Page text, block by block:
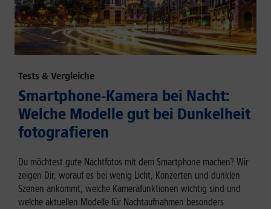
Tests & Vergleiche
Smartphone-Kamera bei Nacht:
Welche Modelle gut bei Dunkelheit
fotografieren
Du möchtest gute Nachtfotos mit dem Smartphone machen? Wir
zeigen Dir, worauf es bei wenig Licht, Konzerten und dunklen
Szenen ankommt, welche Kamerafunktionen wichtig sind und
welche aktuellen Modelle für Nachtaufnahmen besonders